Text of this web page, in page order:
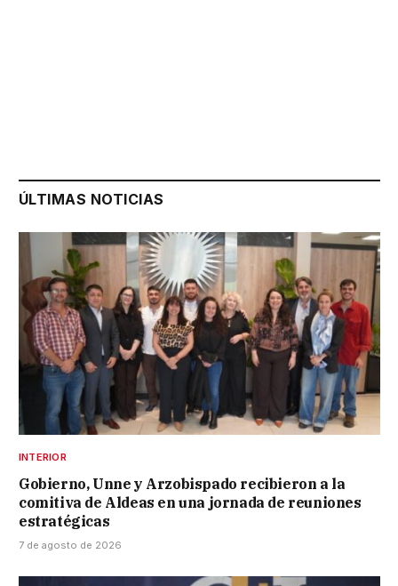
ÚLTIMAS NOTICIAS
INTERIOR
Gobierno, Unne y Arzobispado recibieron a la
comitiva de Aldeas en una jornada de reuniones
estratégicas
7 de agosto de 2026